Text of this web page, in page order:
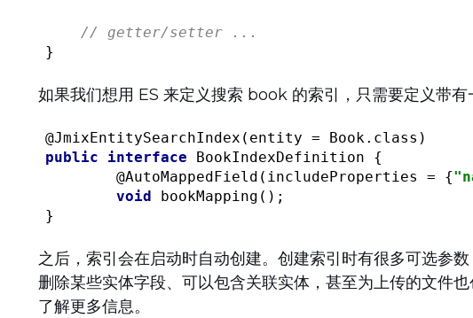
// getter/setter ...
如果我们想用 ES 来定义搜索 book 的索引，只需要定义带有
@JmixEntitySearchIndex
public
interface BookIndexDefinition
{
@AutoMappedField (includeProperties = {
void
bookMapping () ;
之后，索引会在启动时自动创建。创建索引时有很多可选参
删除某些实体字段、可以包含关联实体，甚至为上传的文件
了解更多信息。